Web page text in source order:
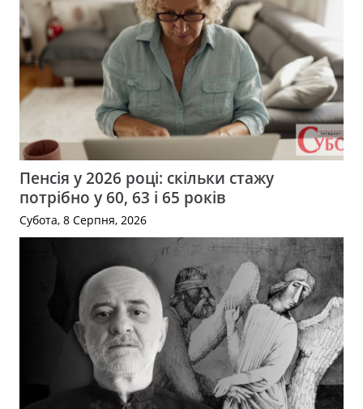
Пенсія у 2026 році: скільки стажу
потрібно у 60, 63 і 65 років
Субота, 8 Серпня, 2026